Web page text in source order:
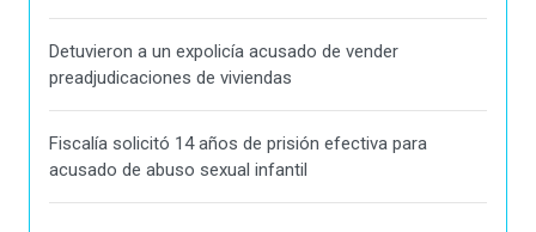
Detuvieron a un expolicía acusado de vender
preadjudicaciones de viviendas
Fiscalía solicitó 14 años de prisión efectiva para
acusado de abuso sexual infantil